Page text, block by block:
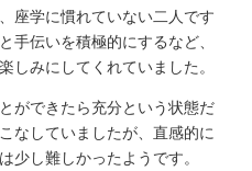
座学に慣れていない二人です
手伝いを積極的にするなど、
しみにしてくれていました。
ができたら充分という状態だ
なしていましたが、直感的に
少し難しかったようです。